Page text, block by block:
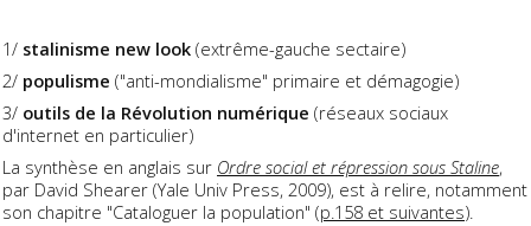
1/ stalinisme new look (extrême-gauche sectaire)
2/ populisme ("anti-mondialisme" primaire et démagogie)
3/ outils de la Révolution numérique (réseaux sociaux
d'internet en particulier)
La synthèse en anglais sur Ordre social et répression sous Staline,
par David Shearer (Yale Univ Press, 2009), est à relire, notamment
son chapitre "Cataloguer la population" (p.158 et suivantes).